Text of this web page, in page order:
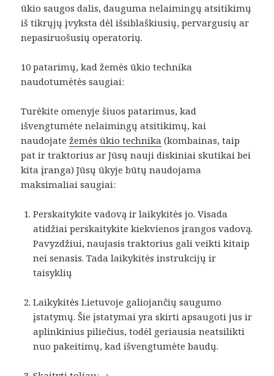
ūkio saugos dalis, dauguma nelaimingų atsitikimų
iš tikrųjų įvyksta dėl išsiblaškiusių, pervargusių ar
nepasiruošusių operatorių.
10 patarimų, kad žemės ūkio technika
naudotumėtės saugiai:
Turėkite omenyje šiuos patarimus, kad
išvengtumėte nelaimingų atsitikimų, kai
naudojatežemės ūkio technika (kombainas, taip
pat ir traktorius ar Jūsų nauji diskiniai skutikai bei
kita įranga) Jūsų ūkyje būtų naudojama
maksimaliai saugiai:
Perskaitykite vadovą ir laikykitės jo. Visada
atidžiai perskaitykite kiekvienos įrangos vadovą.
Pavyzdžiui, naujasis traktorius gali veikti kitaip
nei senasis. Tada laikykitės instrukcijų ir
taisyklių
Laikykitės Lietuvoje galiojančių saugumo
įstatymų. Šie įstatymai yra skirti apsaugoti jus ir
aplinkinius piliečius, todėl geriausia neatsilikti
nuo pakeitimų, kad išvengtumėte baudų.